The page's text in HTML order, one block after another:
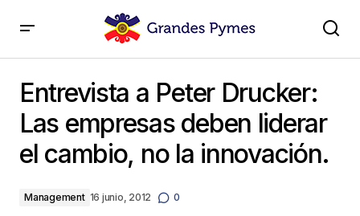
liderar el cambio, no la innovación.
Entrevista a Peter Drucker:
Las empresas deben liderar
el cambio, no la innovación.
Management 16 junio, 2012 0